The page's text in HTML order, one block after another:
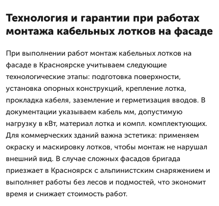
Технология и гарантии при работах
монтажа кабельных лотков на фасаде
При выполнении работ монтаж кабельных лотков на
фасаде в Красноярске учитываем следующие
технологические этапы: подготовка поверхности,
установка опорных конструкций, крепление лотка,
прокладка кабеля, заземление и герметизация вводов. В
документации указываем кабель мм, допустимую
нагрузку в кВт, материал лотка и компл. комплектующих.
Для коммерческих зданий важна эстетика: применяем
окраску и маскировку лотков, чтобы монтаж не нарушал
внешний вид. В случае сложных фасадов бригада
приезжает в Красноярск с альпинистским снаряжением и
выполняет работы без лесов и подмостей, что экономит
время и снижает стоимость работ.